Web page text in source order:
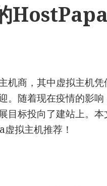
机商，其中虚拟主机凭
。随着现在疫情的影响
目标投向了建站上。
拟主机推荐！